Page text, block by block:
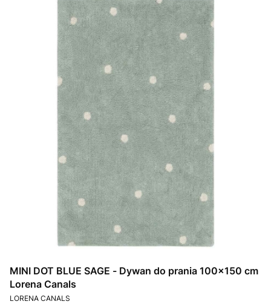
MINI DOT BLUE SAGE - Dywan do prania 100x150 cm
Lorena Canals
PRODUCENT
LORENA CANALS